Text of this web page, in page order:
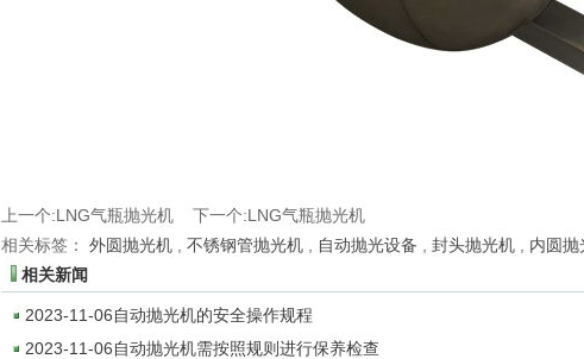
上一个:LNG气瓶抛光机 下一个:LNG气瓶抛光机
相关标签：
外圆抛光机 不锈钢管抛光机 自动抛光设备 封头抛光机
内圆抛
相关新闻
2023-11-06自动抛光机的安全操作规程
2023-11-06自动抛光机需按照规则进行保养检查